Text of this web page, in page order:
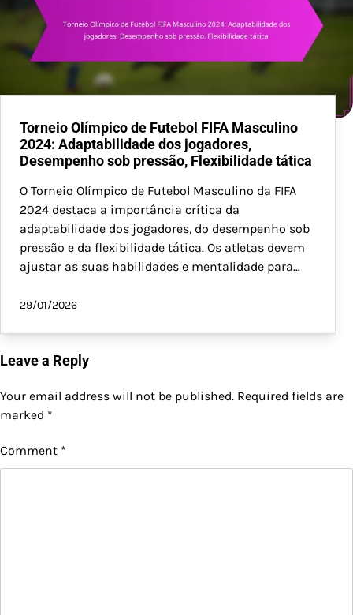
Torneio Olímpico de Futebol FIFA Masculino
2024: Adaptabilidade dos jogadores,
Desempenho sob pressão, Flexibilidade tática
O Torneio Olímpico de Futebol Masculino da FIFA
2024 destaca a importância crítica da
adaptabilidade dos jogadores, do desempenho sob
pressão e da flexibilidade tática. Os atletas devem
ajustar as suas habilidades e mentalidade para…
29/01/2026
Leave a Reply
Your email address will not be published. Required fields are
marked *
Comment *